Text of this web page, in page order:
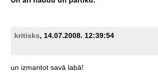
kritisks, 14.07.2008. 12:39:54
un izmantot savā labā!